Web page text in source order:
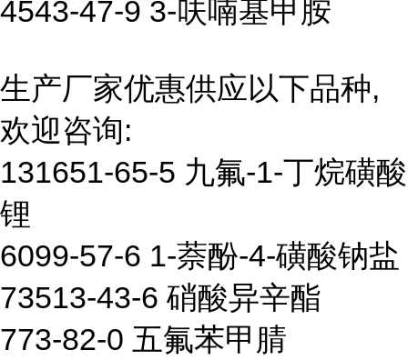
4543-47-9 3-呋喃基甲胺
生产厂家优惠供应以下品种,
欢迎咨询:
131651-65-5 九氟-1-丁烷磺酸
锂
6099-57-6 1-萘酚-4-磺酸钠盐
73513-43-6 硝酸异辛酯
773-82-0 五氟苯甲腈